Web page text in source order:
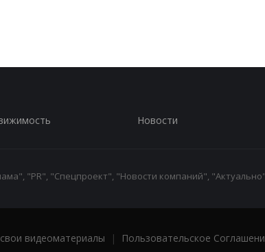
Новости
"PR", "Спецпроект", "Новости компаний",
видеоматериалы | Пользовательское